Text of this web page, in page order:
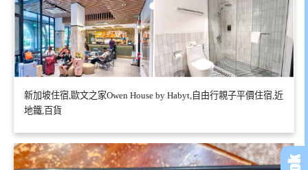
新加坡住宿,歐文之家Owen House by Habyt,自由行親子平價住宿,近
地鐵,百貨